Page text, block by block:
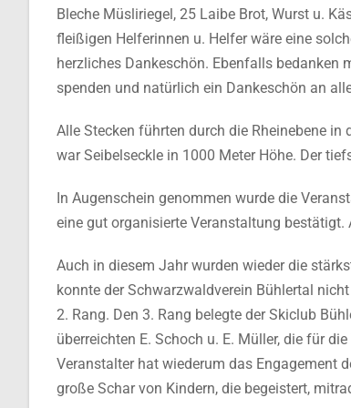
Bleche Müsliriegel, 25 Laibe Brot, Wurst u.
fleißigen Helferinnen u. Helfer wäre eine
herzliches Dankeschön. Ebenfalls bedanken
spenden und natürlich ein Dankeschön an
Alle Stecken führten durch die Rheinebene
war Seibelseckle in 1000 Meter Höhe. Der
In Augenschein genommen wurde die
eine gut organisierte Veranstaltung bestätigt.
Auch in diesem Jahr wurden wieder die
konnte der Schwarzwaldverein Bühlertal
2. Rang. Den 3. Rang belegte der Skiclub
überreichten E. Schoch u. E. Müller, die für
Veranstalter hat wiederum das Engagement
große Schar von Kindern, die begeistert,